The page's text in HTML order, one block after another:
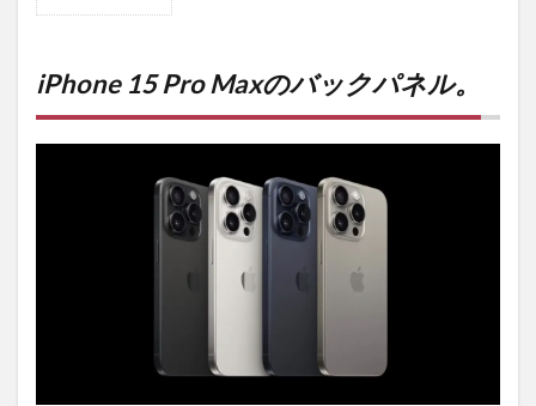
Maxの
バック
パネ
iPhone 15 Pro Maxのバックパネル。